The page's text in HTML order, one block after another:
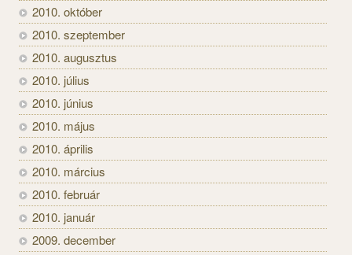
2010. október
2010. szeptember
2010. augusztus
2010. július
2010. június
2010. május
2010. április
2010. március
2010. február
2010. január
2009. december